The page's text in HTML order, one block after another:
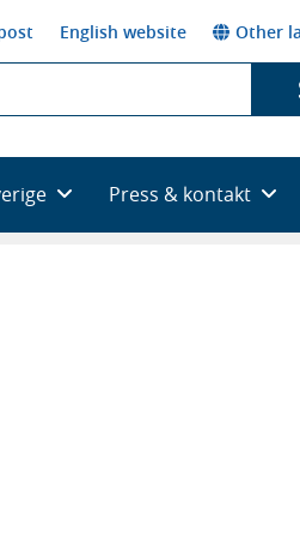
English website Other
Press & kontakt